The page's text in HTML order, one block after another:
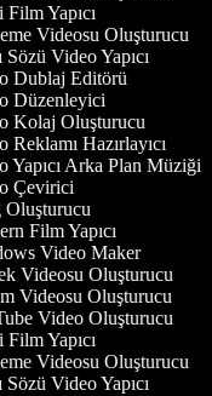
Yapıcı
Videosu Oluşturucu
Video Yapıcı
Dublaj Editörü
Düzenleyici
Kolaj Oluşturucu
Hazırlayıcı
Arka Plan Müziği
Çevirici
Film Yapıcı
Video Maker
Videosu Oluşturucu
Videosu Oluşturucu
Video Oluşturucu
Yapıcı
Videosu Oluşturucu
Video Yapıcı